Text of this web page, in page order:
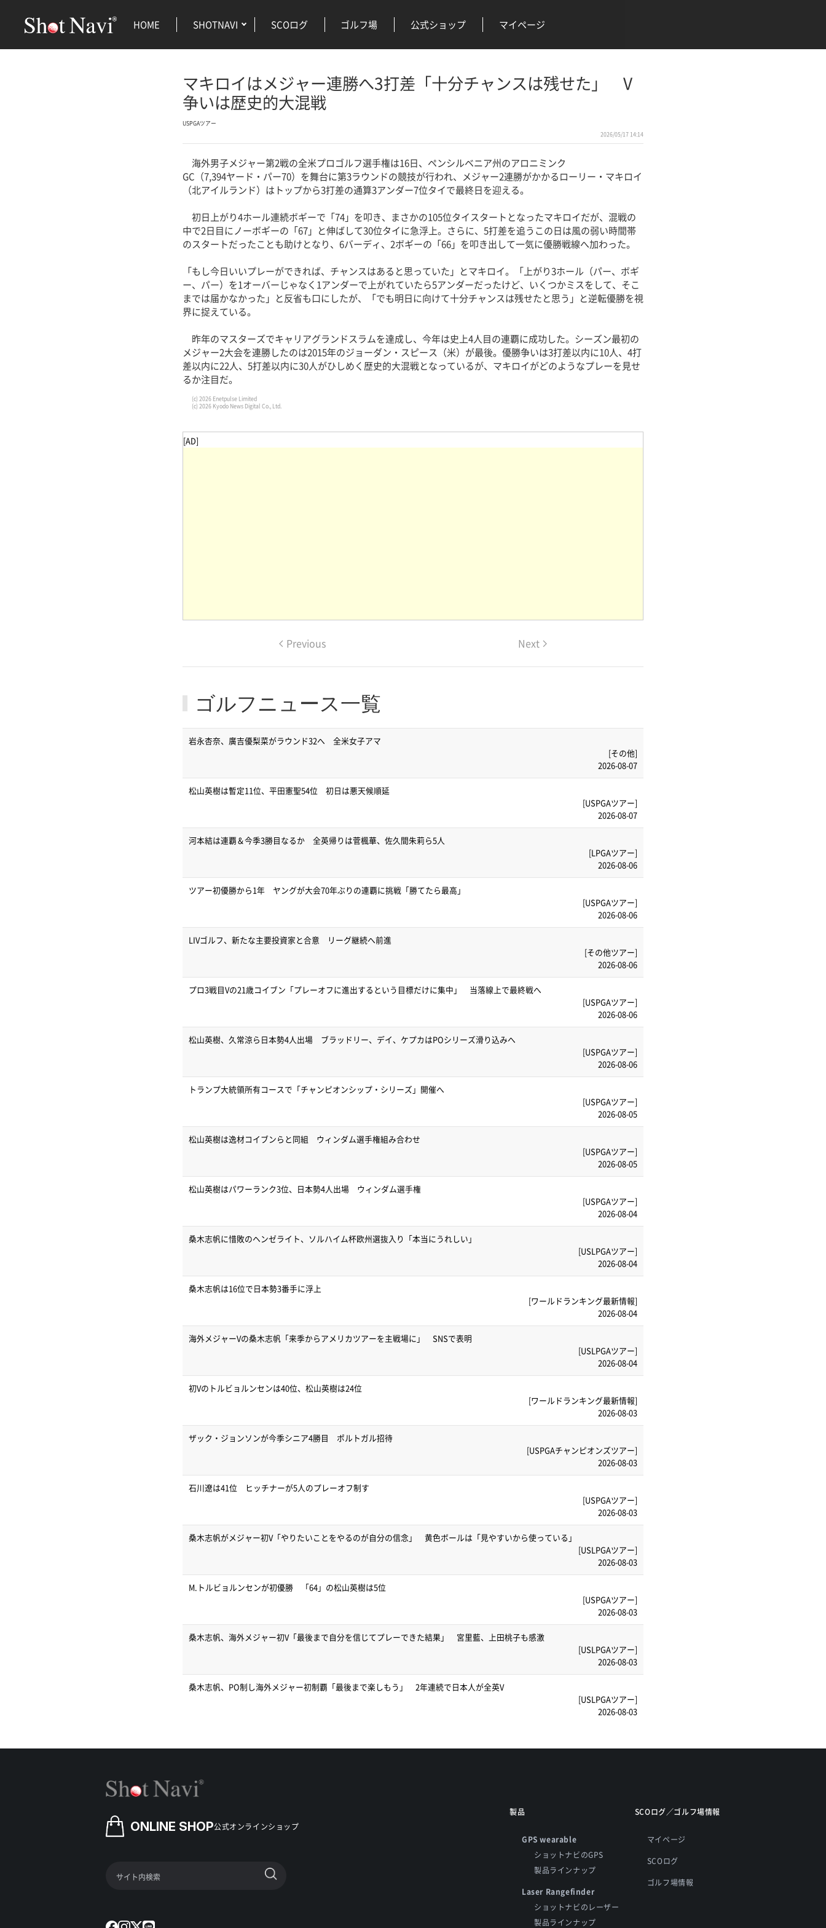
HOME SHOTNAVI SCOログ ゴルフ場 公式ショップ マイページ
マキロイはメジャー連勝へ3打差「十分チャンスは残せた」 V
争いは歴史的大混戦
USPGAツアー
2026/05/17 14:14
海外男子メジャー第2戦の全米プロゴルフ選手権は16日、ペンシルベニア州のアロニミンク
GC（7,394ヤード・パー70）を舞台に第3ラウンドの競技が行われ、メジャー2連勝がかかるローリー・マキロイ
（北アイルランド）はトップから3打差の通算3アンダー7位タイで最終日を迎える。
初日上がり4ホール連続ボギーで「74」を叩き、まさかの105位タイスタートとなったマキロイだが、混戦の
中で2日目にノーボギーの「67」と伸ばして30位タイに急浮上。さらに、5打差を追うこの日は風の弱い時間帯
のスタートだったことも助けとなり、6バーディ、2ボギーの「66」を叩き出して一気に優勝戦線へ加わった。
「もし今日いいプレーができれば、チャンスはあると思っていた」とマキロイ。「上がり3ホール（パー、ボギ
ー、パー）を1オーバーじゃなく1アンダーで上がれていたら5アンダーだったけど、いくつかミスをして、そこ
までは届かなかった」と反省も口にしたが、「でも明日に向けて十分チャンスは残せたと思う」と逆転優勝を視
界に捉えている。
昨年のマスターズでキャリアグランドスラムを達成し、今年は史上4人目の連覇に成功した。シーズン最初の
メジャー2大会を連勝したのは2015年のジョーダン・スピース（米）が最後。優勝争いは3打差以内に10人、4打
差以内に22人、5打差以内に30人がひしめく歴史的大混戦となっているが、マキロイがどのようなプレーを見せ
るか注目だ。
(c) 2026 Enetpulse Limited
(c) 2026 Kyodo News Digital Co., Ltd.
[AD]
Previous Next
ゴルフニュース一覧
岩永杏奈、廣吉優梨菜がラウンド32へ 全米女子アマ
[その他]
2026-08-07
松山英樹は暫定11位、平田憲聖54位 初日は悪天候順延
[USPGAツアー]
2026-08-07
河本結は連覇＆今季3勝目なるか 全英帰りは菅楓華、佐久間朱莉ら5人
[LPGAツアー]
2026-08-06
ツアー初優勝から1年 ヤングが大会70年ぶりの連覇に挑戦「勝てたら最高」
[USPGAツアー]
2026-08-06
LIVゴルフ、新たな主要投資家と合意 リーグ継続へ前進
[その他ツアー]
2026-08-06
プロ3戦目Vの21歳コイブン「プレーオフに進出するという目標だけに集中」 当落線上で最終戦へ
[USPGAツアー]
2026-08-06
松山英樹、久常涼ら日本勢4人出場 ブラッドリー、デイ、ケプカはPOシリーズ滑り込みへ
[USPGAツアー]
2026-08-06
トランプ大統領所有コースで「チャンピオンシップ・シリーズ」開催へ
[USPGAツアー]
2026-08-05
松山英樹は逸材コイブンらと同組 ウィンダム選手権組み合わせ
[USPGAツアー]
2026-08-05
松山英樹はパワーランク3位、日本勢4人出場 ウィンダム選手権
[USPGAツアー]
2026-08-04
桑木志帆に惜敗のヘンゼライト、ソルハイム杯欧州選抜入り「本当にうれしい」
[USLPGAツアー]
2026-08-04
桑木志帆は16位で日本勢3番手に浮上
[ワールドランキング最新情報]
2026-08-04
海外メジャーVの桑木志帆「来季からアメリカツアーを主戦場に」 SNSで表明
[USLPGAツアー]
2026-08-04
初Vのトルビョルンセンは40位、松山英樹は24位
[ワールドランキング最新情報]
2026-08-03
ザック・ジョンソンが今季シニア4勝目 ポルトガル招待
[USPGAチャンピオンズツアー]
2026-08-03
石川遼は41位 ヒッチナーが5人のプレーオフ制す
[USPGAツアー]
2026-08-03
桑木志帆がメジャー初V「やりたいことをやるのが自分の信念」 黄色ボールは「見やすいから使っている」
[USLPGAツアー]
2026-08-03
M.トルビョルンセンが初優勝 「64」の松山英樹は5位
[USPGAツアー]
2026-08-03
桑木志帆、海外メジャー初V「最後まで自分を信じてプレーできた結果」 宮里藍、上田桃子も感激
[USLPGAツアー]
2026-08-03
桑木志帆、PO制し海外メジャー初制覇「最後まで楽しもう」 2年連続で日本人が全英V
[USLPGAツアー]
2026-08-03
ONLINE SHOP公式オンラインショップ
製品
GPS wearable
ショットナビのGPS
製品ラインナップ
Laser Rangefinder
ショットナビのレーザー
製品ラインナップ
SCOログ／ゴルフ場情報
マイページ
SCOログ
ゴルフ場情報